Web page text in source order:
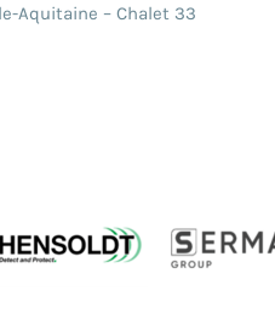
Aquitaine – Chalet 33